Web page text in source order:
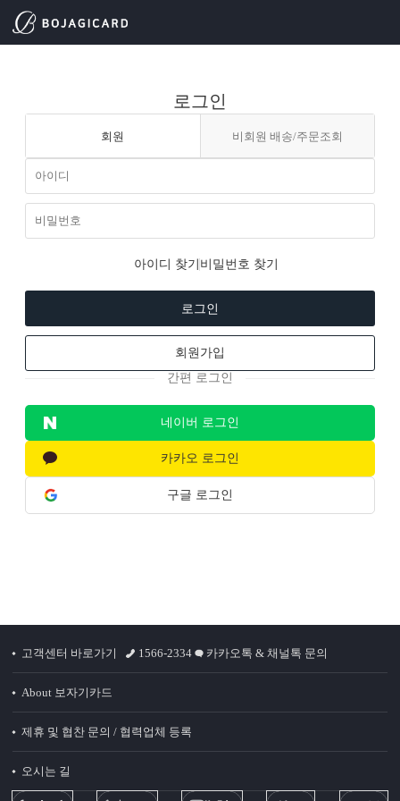
로그인
회원 비회원 배송/주문조회
아이디 찾기 비밀번호 찾기
로그인
회원가입
간편 로그인
네이버 로그인
카카오 로그인
구글 로그인
고객센터 바로가기 1566-2334 카카오톡 & 채널톡 문의
About 보자기카드
제휴 및 협찬 문의 / 협력업체 등록
오시는 길